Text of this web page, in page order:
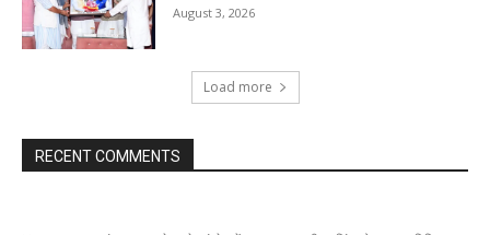
August 3, 2026
Load more
RECENT COMMENTS